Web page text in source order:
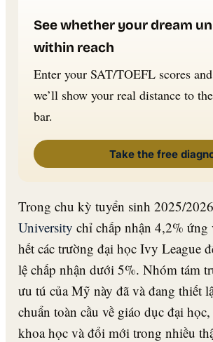
See whether your dream
within reach
Enter your SAT/TOEFL scores
we’ll show your real distance to
bar.
Take the free
Trong chu kỳ tuyển sinh 2025/
University chỉ chấp nhận 4,2% ứng
hết các trường đại học Ivy League
lệ chấp nhận dưới 5%. Nhóm tám
ưu tú của Mỹ này đã và đang thiết
chuẩn toàn cầu về giáo dục đại
khoa học và đổi mới trong nhiều